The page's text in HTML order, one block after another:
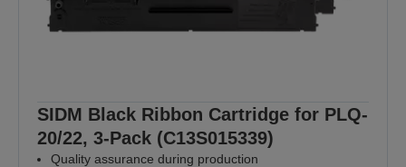
SIDM Black Ribbon Cartridge for PLQ-
20/22, 3-Pack (C13S015339)
Quality assurance during production